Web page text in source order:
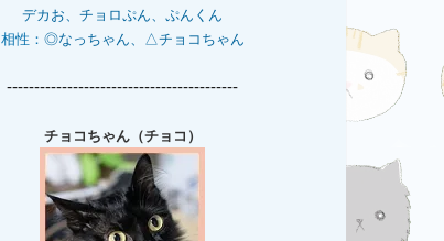
デカお、チョロぷん、ぷんくん
相性： ◎なっちゃん、△チョコちゃん
------------------------------------------
チョコちゃん（チョコ）